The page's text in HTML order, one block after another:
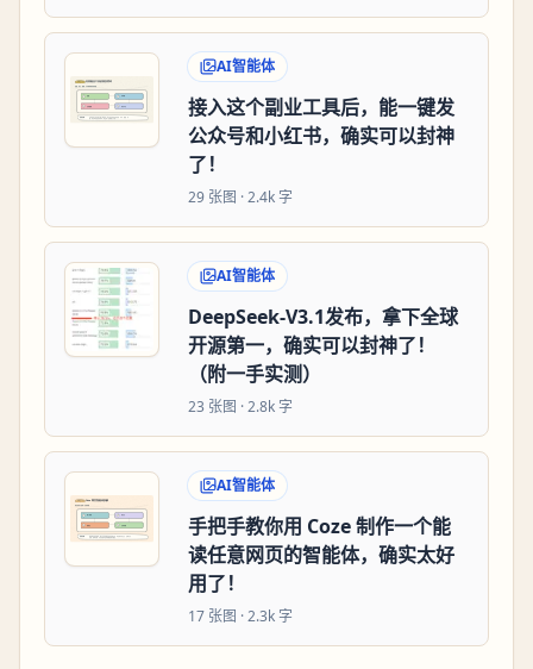
AI智能体
接入这个副业工具后，能一键发
公众号和小红书，确实可以封神
了！
29 张图 ·2.4k 字
AI智能体
DeepSeek-V3.1发布，拿下全球
开源第一，确实可以封神了！
（附一手实测）
23 张图 ·2.8k 字
AI智能体
手把手教你用 Coze 制作一个能
读任意网页的智能体，确实太好
用了！
17 张图 ·2.3k 字